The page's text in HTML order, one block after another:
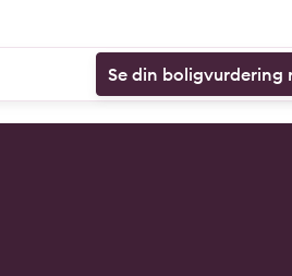
Se din boligvurdering